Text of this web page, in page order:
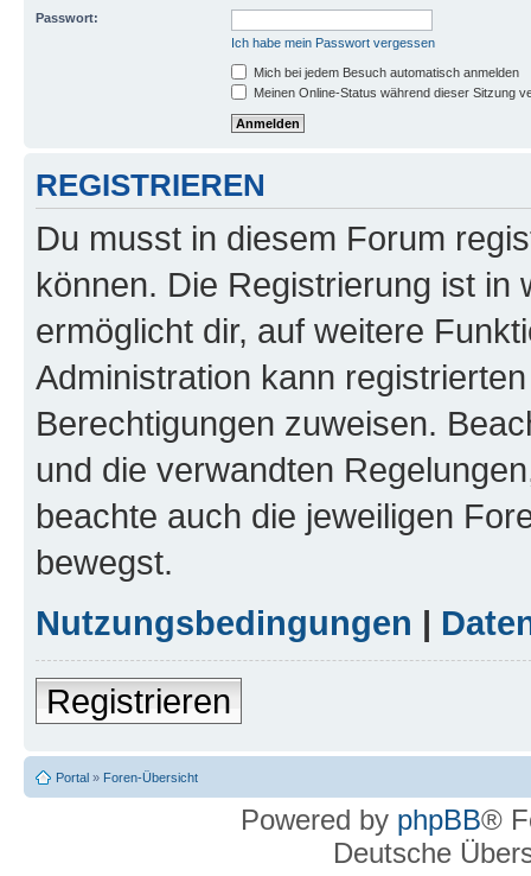
Passwort:
Ich habe mein Passwort vergessen
Mich bei jedem Besuch automatisch anmelden
Meinen Online-Status während dieser Sitzung
REGISTRIEREN
Du musst in diesem Forum
können. Die Registrierung ist in
ermöglicht dir, auf weitere
Administration kann
Berechtigungen zuweisen.
und die verwandten
beachte auch die jeweiligen
bewegst.
Nutzungsbedingungen |
Registrieren
Portal » Foren-Übersicht
Powered by phpBB®
Deutsche